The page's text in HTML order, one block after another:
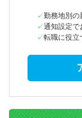
勤務地別の
通知設定で
転職に役立